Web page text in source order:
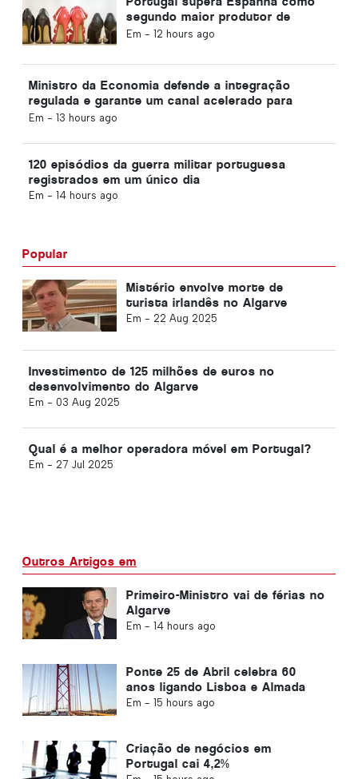
segundo maior produtor de
calçado da Europa
Em - 12 hours ago
Ministro da Economia defende a integração
regulada e garante um canal acelerado para
imigrantes
Em - 13 hours ago
120 episódios da guerra militar portuguesa
registrados em um único dia
Em - 14 hours ago
Popular
Mistério envolve morte de
turista irlandês no Algarve
Em - 22 Aug 2025
Investimento de 125 milhões de euros no
desenvolvimento do Algarve
Em - 03 Aug 2025
Qual é a melhor operadora móvel em Portugal?
Em - 27 Jul 2025
Outros Artigos em
Primeiro-Ministro vai de férias no
Algarve
Em - 14 hours ago
Ponte 25 de Abril celebra 60
anos ligando Lisboa e Almada
Em - 15 hours ago
Criação de negócios em
Portugal cai 4,2%